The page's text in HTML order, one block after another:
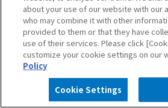
ご利用規程
ウェブアクセシビリティ方針
適格請求書発行事業者登録番号のお知
Copyright © MITSUBISHI GAS CHEMICAL
about your use of our website with our
who may combine it with other
provided to them or that they have
use of their services. Please click
customize your cookie settings on our
Policy
Cookie Settings